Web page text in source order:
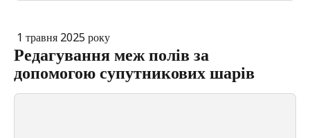
1 травня 2025 року
Редагування меж полів за
допомогою супутникових шарів